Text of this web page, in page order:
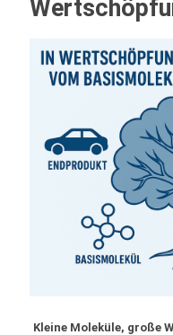
Kleine Moleküle, große